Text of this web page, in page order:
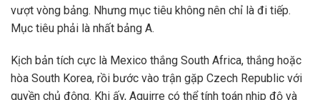
vượt vòng bảng. Nhưng mục tiêu không nên chỉ là đi tiếp.
Mục tiêu phải là nhất bảng A.
Kịch bản tích cực là Mexico thắng South Africa, thắng hoặc
hòa South Korea, rồi bước vào trận gặp Czech Republic với
quyền chủ động. Khi ấy, Aguirre có thể tính toán nhịp độ và